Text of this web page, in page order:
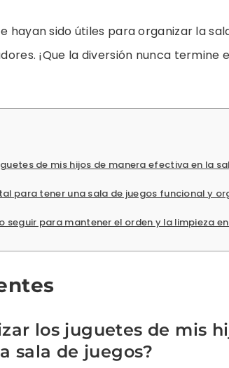
hayan sido útiles para organizar la
¡Que la diversión nunca termine
de mis hijos de manera efectiva en la
para tener una sala de juegos funcional y
seguir para mantener el orden y la limpieza
los juguetes de mis
sala de juegos?